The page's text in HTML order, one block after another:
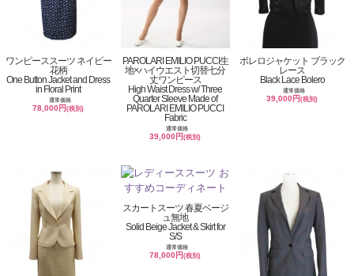
ワンピーススーツ ネイビー
花柄
One Button Jacket and Dress
in Floral Print
通常価格
78,000円(税別)
PAROLARI EMILIO PUCCI生
地×ハイウエスト切替七分
丈ワンピース
High Waist Dress w/ Three
Quarter Sleeve Made of
PAROLARI EMILIO PUCCI
Fabric
通常価格
39,000円(税別)
ボレロジャケット ブラック
レース
Black Lace Bolero
通常価格
39,000円(税別)
スカートスーツ 春夏ベージ
ュ無地
Solid Beige Jacket & Skirt for
S/S
通常価格
78,000円(税別)